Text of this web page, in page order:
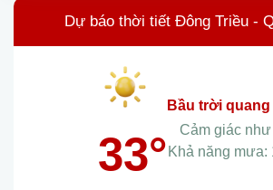
Dự báo thời tiết Đông Triều -
33°
bầu trời
Cảm giác như
Khả năng mưa: